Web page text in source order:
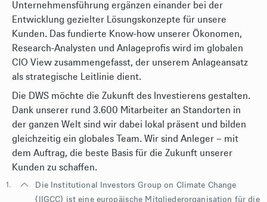
Unternehmensführung ergänzen einander bei der
Entwicklung gezielter Lösungskonzepte für unsere
Kunden. Das fundierte Know-how unserer Ökonomen,
Research-Analysten und Anlageprofis wird im globalen
CIO View zusammengefasst, der unserem Anlageansatz
als strategische Leitlinie dient.
Die DWS möchte die Zukunft des Investierens gestalten.
Dank unserer rund 3.600 Mitarbeiter an Standorten in
der ganzen Welt sind wir dabei lokal präsent und bilden
gleichzeitig ein globales Team. Wir sind Anleger – mit
dem Auftrag, die beste Basis für die Zukunft unserer
Kunden zu schaffen.
1.
Die Institutional Investors Group on Climate Change
(IIGCC) ist eine europäische Mitgliederorganisation für die